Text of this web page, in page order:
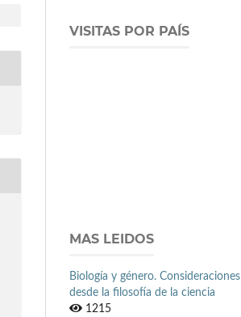
VISITAS POR PAÍS
MAS LEIDOS
Biología y género. Consideraciones
desde la filosofía de la ciencia
1215